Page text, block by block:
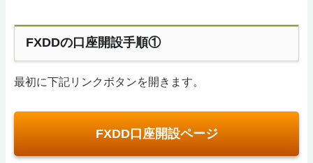
FXDDの口座開設手順①
最初に下記リンクボタンを開きます。
FXDD口座開設ページ